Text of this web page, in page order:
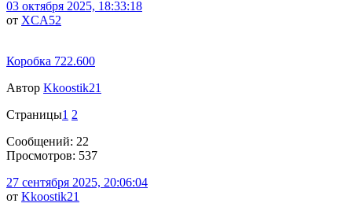
03 октября 2025, 18:33:18
от XCA52
Коробка 722.600
Автор Kkoostik21
Страницы1 2
Сообщений: 22
Просмотров: 537
27 сентября 2025, 20:06:04
от Kkoostik21